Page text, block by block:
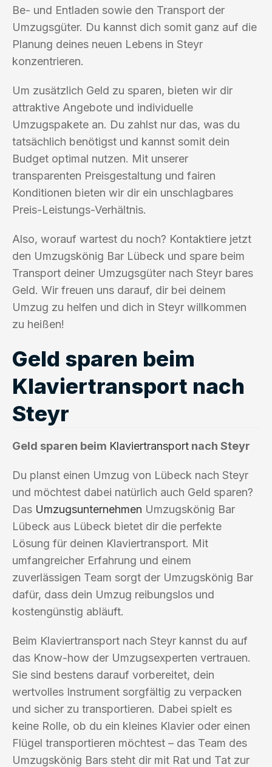
Be- und Entladen sowie den Transport der
Umzugsgüter. Du kannst dich somit ganz auf die
Planung deines neuen Lebens in Steyr
konzentrieren.
Um zusätzlich Geld zu sparen, bieten wir dir
attraktive Angebote und individuelle
Umzugspakete an. Du zahlst nur das, was du
tatsächlich benötigst und kannst somit dein
Budget optimal nutzen. Mit unserer
transparenten Preisgestaltung und fairen
Konditionen bieten wir dir ein unschlagbares
Preis-Leistungs-Verhältnis.
Also, worauf wartest du noch? Kontaktiere jetzt
den Umzugskönig Bar Lübeck und spare beim
Transport deiner Umzugsgüter nach Steyr bares
Geld. Wir freuen uns darauf, dir bei deinem
Umzug zu helfen und dich in Steyr willkommen
zu heißen!
Geld sparen beim
Klaviertransport nach
Steyr
Geld sparen beim Klaviertransport nach Steyr
Du planst einen Umzug von Lübeck nach Steyr
und möchtest dabei natürlich auch Geld sparen?
Das Umzugsunternehmen Umzugskönig Bar
Lübeck aus Lübeck bietet dir die perfekte
Lösung für deinen Klaviertransport. Mit
umfangreicher Erfahrung und einem
zuverlässigen Team sorgt der Umzugskönig Bar
dafür, dass dein Umzug reibungslos und
kostengünstig abläuft.
Beim Klaviertransport nach Steyr kannst du auf
das Know-how der Umzugsexperten vertrauen.
Sie sind bestens darauf vorbereitet, dein
wertvolles Instrument sorgfältig zu verpacken
und sicher zu transportieren. Dabei spielt es
keine Rolle, ob du ein kleines Klavier oder einen
Flügel transportieren möchtest – das Team des
Umzugskönig Bars steht dir mit Rat und Tat zur